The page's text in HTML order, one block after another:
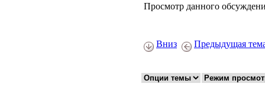
Просмотр данного
Вниз Предыдущая